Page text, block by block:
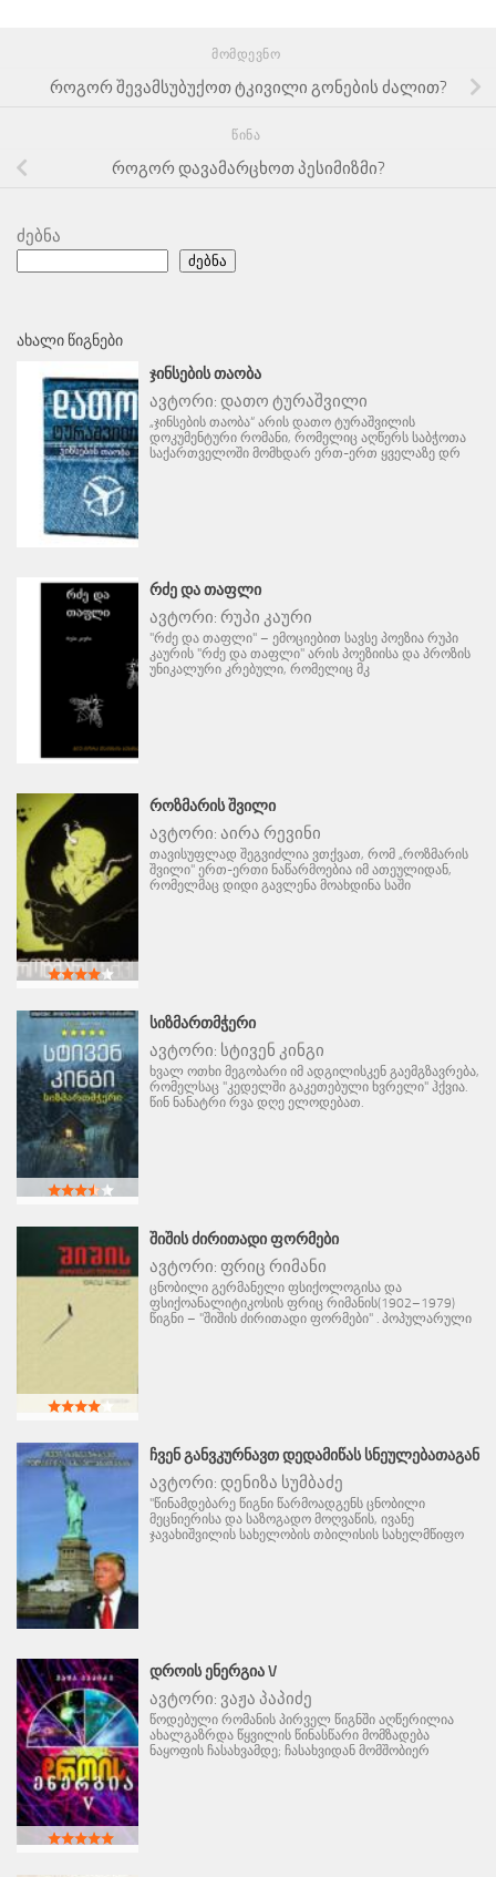
ᲛᲝᲛᲓᲔᲕᲜᲝ
როგორ შევამსუბუქოთ ტკივილი გონების ძალით?
ᲬᲘᲜᲐ
როგორ დავამარცხოთ პესიმიზმი?
ძებნა
ძებნა
ᲐᲮᲐᲚᲘ ᲬᲘᲒᲜᲔᲑᲘ
ᲯᲘᲜᲡᲔᲑᲘᲡ ᲗᲐᲝᲑᲐ
ავტორი: დათო ტურაშვილი
„ჯინსების თაობა“ არის დათო ტურაშვილის
დოკუმენტური რომანი, რომელიც აღწერს საბჭოთა
საქართველოში მომხდარ ერთ-ერთ ყველაზე დრ
ᲠᲫᲔ ᲓᲐ ᲗᲐᲤᲚᲘ
ავტორი: რუპი კაური
"რძე და თაფლი" – ემოციებით სავსე პოეზია რუპი
კაურის "რძე და თაფლი" არის პოეზიისა და პროზის
უნიკალური კრებული, რომელიც მკ
ᲠᲝᲖᲛᲐᲠᲘᲡ ᲨᲕᲘᲚᲘ
ავტორი: აირა რევინი
თავისუფლად შეგვიძლია ვთქვათ, რომ „როზმარის
შვილი" ერთ-ერთი ნაწარმოებია იმ ათეულიდან,
რომელმაც დიდი გავლენა მოახდინა საში
ᲡᲘᲖᲛᲐᲠᲗᲛᲭᲔᲠᲘ
ავტორი: სტივენ კინგი
ხვალ ოთხი მეგობარი იმ ადგილისკენ გაემგზავრება,
რომელსაც "კედელში გაკეთებული ხვრელი" ჰქვია.
წინ ნანატრი რვა დღე ელოდებათ.
ᲨᲘᲨᲘᲡ ᲫᲘᲠᲘᲗᲐᲓᲘ ᲤᲝᲠᲛᲔᲑᲘ
ავტორი: ფრიც რიმანი
ცნობილი გერმანელი ფსიქოლოგისა და
ფსიქოანალიტიკოსის ფრიც რიმანის(1902–1979)
წიგნი – "შიშის ძირითადი ფორმები" . პოპულარული
ᲩᲕᲔᲜ ᲒᲐᲜᲕᲙᲣᲠᲜᲐᲕᲗ ᲓᲔᲓᲐᲛᲘᲬᲐᲡ ᲡᲜᲔᲣᲚᲔᲑᲐᲗᲐᲒᲐᲜ
ავტორი: დენიზა სუმბაძე
"წინამდებარე წიგნი წარმოადგენს ცნობილი
მეცნიერისა და საზოგადო მოღვაწის, ივანე
ჯავახიშვილის სახელობის თბილისის სახელმწიფო
ᲓᲠᲝᲘᲡ ᲔᲜᲔᲠᲒᲘᲐ V
ავტორი: ვაჟა პაპიძე
წოდებული რომანის პირველ წიგნში აღწერილია
ახალგაზრდა წყვილის წინასწარი მომზადება
ნაყოფის ჩასახვამდე; ჩასახვიდან მომშობიერ